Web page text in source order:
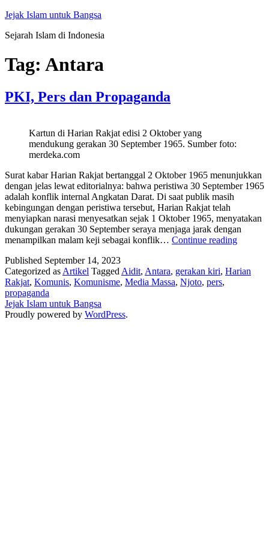
Skip
content
Jejak Islam untuk Bangsa
Sejarah Islam di Indonesia
Tag: Antara
PKI, Pers dan Propaganda
Kartun di Harian Rakjat edisi 2 Oktober yang
mendukung gerakan 30 September 1965. Sumber foto:
merdeka.com
Surat kabar Harian Rakjat bertanggal 2 Oktober 1965 menunjukkan
dengan jelas lewat editorialnya: bahwa peristiwa 30 September 1965
adalah konflik internal Angkatan Darat. Di saat publik masih
kebingungan dengan peristiwa tersebut, Harian Rakjat telah
menyiapkan narasi menyesatkan sejak 1 Oktober 1965, menyatakan
dukungan gerakan 30 September seraya menjaga jarak dengan
menampilkan malam keji sebagai konflik… Continue readingPKI,
Published September 14, 2023
Categorized as Artikel Tagged Aidit, Antara, gerakan kiri, Harian
Rakjat, Komunis, Komunisme, Media Massa, Njoto, pers,
propaganda
Jejak Islam untuk Bangsa
Proudly powered by WordPress.